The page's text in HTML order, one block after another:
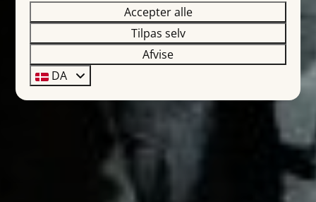
Accepter alle
Tilpas selv
Afvise
DA